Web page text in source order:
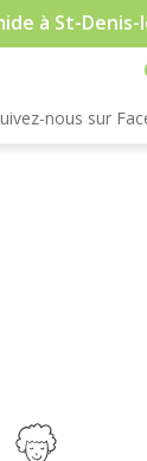
à St-Denis-
nous sur